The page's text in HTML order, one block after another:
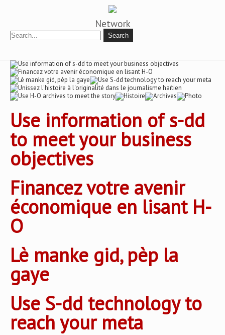
Network
Use information of s-dd
to meet your business
objectives
Financez votre avenir
économique en lisant H-
O
Lè manke gid, pèp la
gaye
Use S-dd technology to
reach your meta